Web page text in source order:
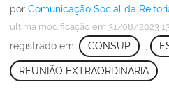
por Comunicação Social da
última modificação em 31/08/2023
registrado em: CONSUP
REUNIÃO EXTRAORDINÁRIA